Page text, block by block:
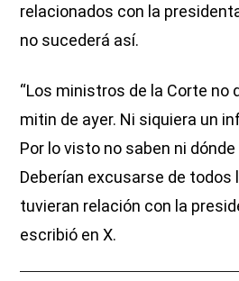
relacionados con la
no sucederá así.
“Los ministros de la Corte no
mitin de ayer. Ni siquiera un
Por lo visto no saben ni
Deberían excusarse de todos
tuvieran relación con la
escribió en X.